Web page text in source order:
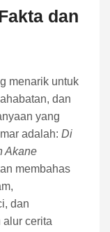
dan
menarik untuk
dan
yang
adalah: Di
Akane
membahas
dan
alur cerita